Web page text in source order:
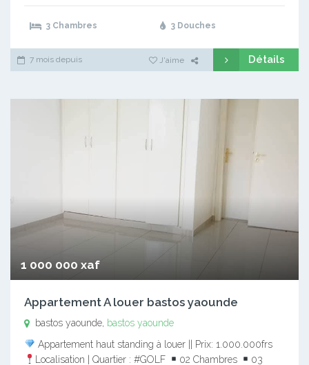
3 Chambres 3 Douches
7 mois depuis J'aime Détails
1 000 000 xaf
Appartement A louer bastos yaounde
bastos yaounde, bastos yaounde
Appartement haut standing à louer || Prix: 1.000.000frs
Localisation | Quartier : #GOLF
02 Chambres
03